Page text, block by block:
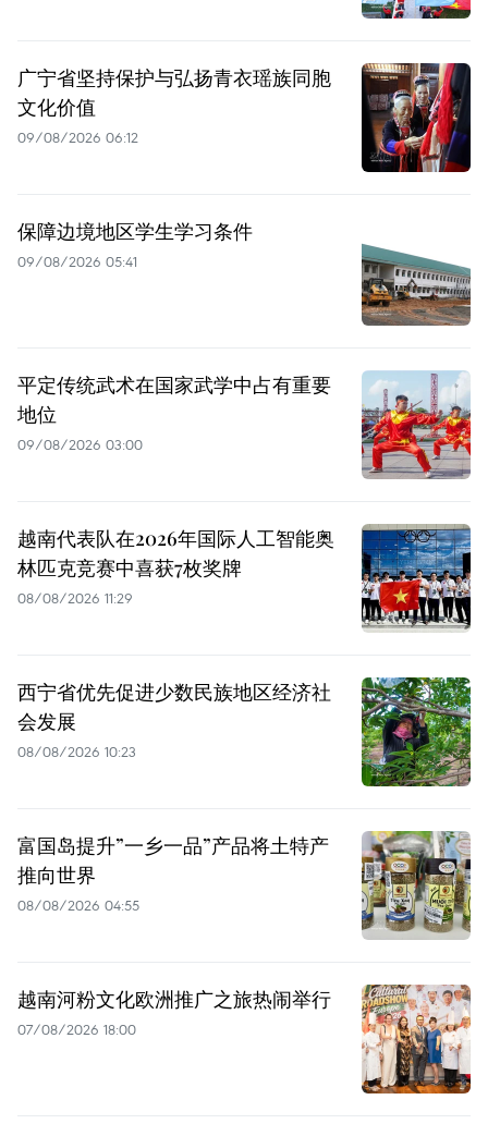
广宁省坚持保护与弘扬青衣瑶族同胞
文化价值
09/08/2026 06:12
保障边境地区学生学习条件
09/08/2026 05:41
平定传统武术在国家武学中占有重要
地位
09/08/2026 03:00
越南代表队在2026年国际人工智能奥
林匹克竞赛中喜获7枚奖牌
08/08/2026 11:29
西宁省优先促进少数民族地区经济社
会发展
08/08/2026 10:23
富国岛提升”一乡一品”产品将土特产
推向世界
08/08/2026 04:55
越南河粉文化欧洲推广之旅热闹举行
07/08/2026 18:00